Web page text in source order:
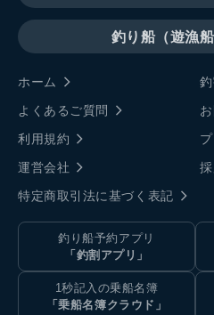
釣り船（遊漁
ホーム
よくあるご質問
利用規約
運営会社
特定商取引法に基づく表記
釣り船予約アプリ
「釣割アプリ」
1秒記入の乗船名簿
「乗船名簿クラウド」